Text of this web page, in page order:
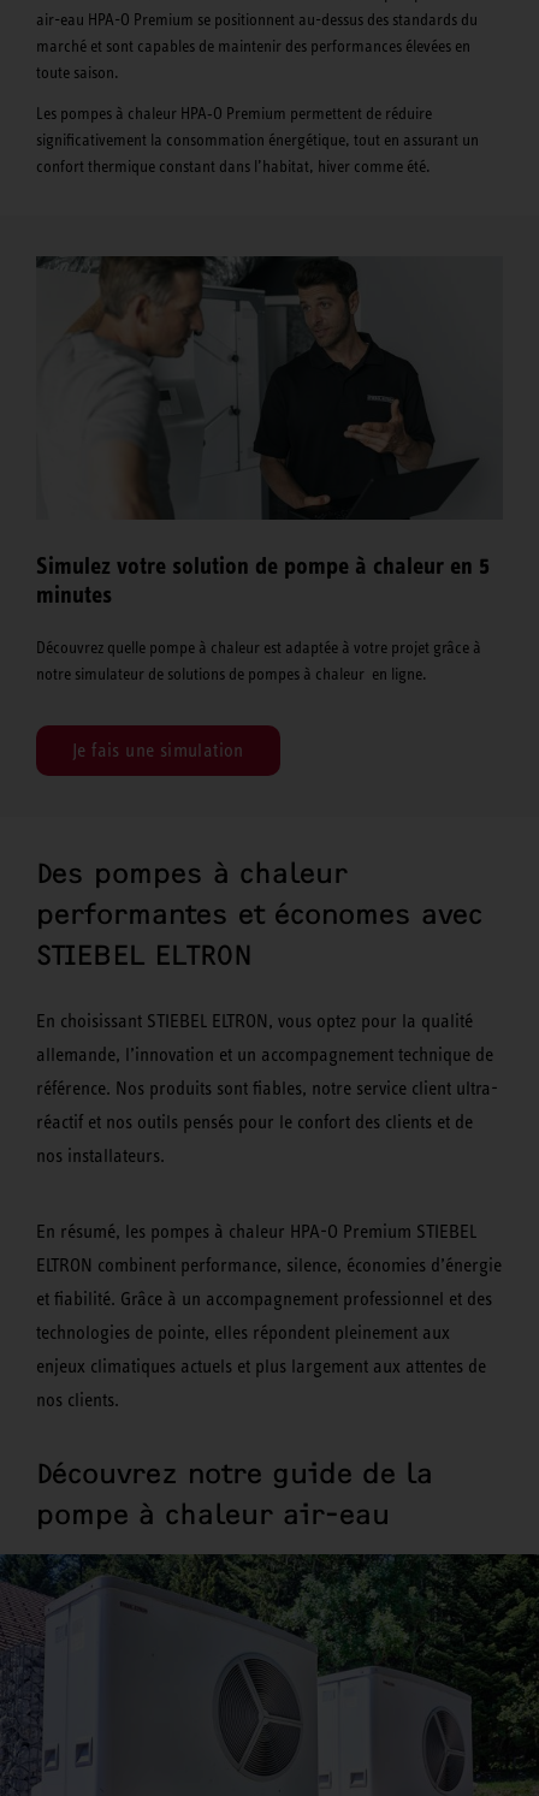
air-eau HPA-O Premium se positionnent au-dessus des standards du
marché et sont capables de maintenir des performances élevées en
toute saison.
Les pompes à chaleur HPA‑O Premium permettent de réduire
significativement la consommation énergétique, tout en assurant un
confort thermique constant dans l’habitat, hiver comme été.
Simulez votre solution de pompe à chaleur en 5
minutes
Découvrez quelle pompe à chaleur est adaptée à votre projet grâce à
notre simulateur de solutions de pompes à chaleur en ligne.
Je fais une simulation
Des pompes à chaleur
performantes et économes avec
STIEBEL ELTRON
En choisissant STIEBEL ELTRON, vous optez pour la qualité
allemande, l’innovation et un accompagnement technique de
référence. Nos produits sont fiables, notre service client ultra-
réactif et nos outils pensés pour le confort des clients et de
nos installateurs.
En résumé, les pompes à chaleur HPA-O Premium STIEBEL
ELTRON combinent performance, silence, économies d’énergie
et fiabilité. Grâce à un accompagnement professionnel et des
technologies de pointe, elles répondent pleinement aux
enjeux climatiques actuels et plus largement aux attentes de
nos clients.
Découvrez notre guide de la
pompe à chaleur air-eau